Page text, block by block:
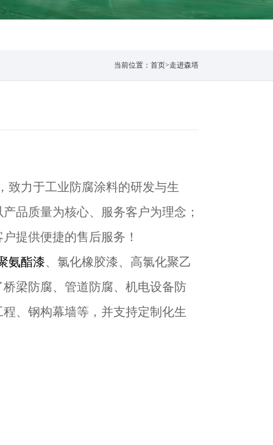
当前位置： 首页>走进森塔
致力于工业防腐涂料的研发与生
品质量为核心、服务客户为理念；
提供便捷的售后服务！
氨酯漆、氯化橡胶漆、高氯化聚乙
梁防腐、管道防腐、机电设备防
、钢构幕墙等，并支持定制化生